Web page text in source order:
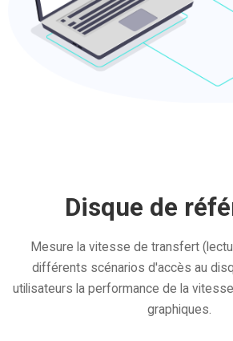
Disque de
Mesure la vitesse de transfert
différents scénarios d'accès au
utilisateurs la performance de la
graphiques.